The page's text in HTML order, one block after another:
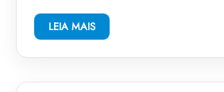
LEIA MAIS